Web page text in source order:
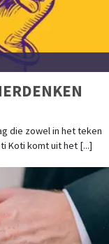
die zowel in het teken
Koti komt uit het [...]